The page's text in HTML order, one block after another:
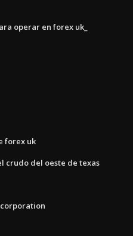
operar en forex uk_
forex uk
crudo del oeste de texas